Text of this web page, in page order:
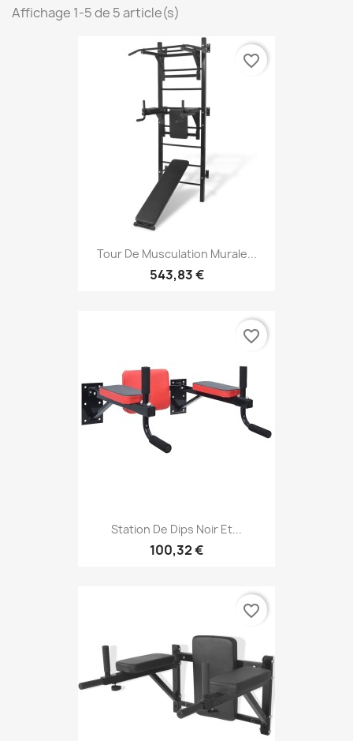
Affichage 1-5 de 5 article(s)
Tour De Musculation Murale...
543,83 €
favorite_border
Station De Dips Noir Et...
100,32 €
favorite_border
favorite_border